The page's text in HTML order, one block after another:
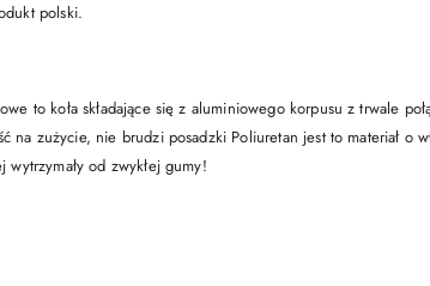
polski.
to koła składające się z aluminiowego korpusu z trwale
na zużycie, nie brudzi posadzki Poliuretan jest to materiał o
od zwykłej gumy!